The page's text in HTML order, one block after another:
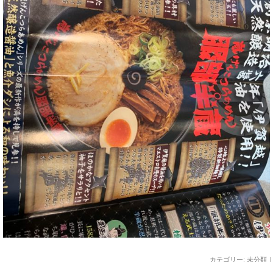
カテゴリー: 未分類 |